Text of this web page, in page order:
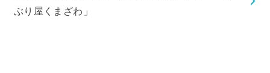
ぶり屋くまざわ」